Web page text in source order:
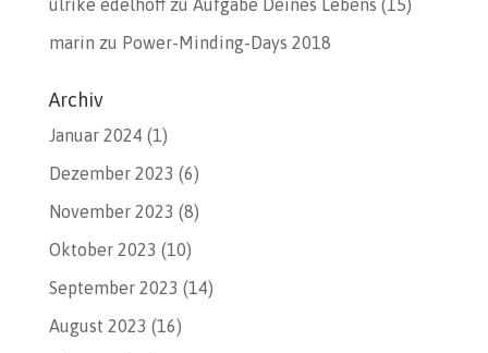
ulrike edelhoffzu Aufgabe Deines Lebens (15)
marin zu Power-Minding-Days 2018
Archiv
Januar 2024(1)
Dezember 2023 (6)
November 2023 (8)
Oktober 2023 (10)
September 2023 (14)
August 2023 (16)